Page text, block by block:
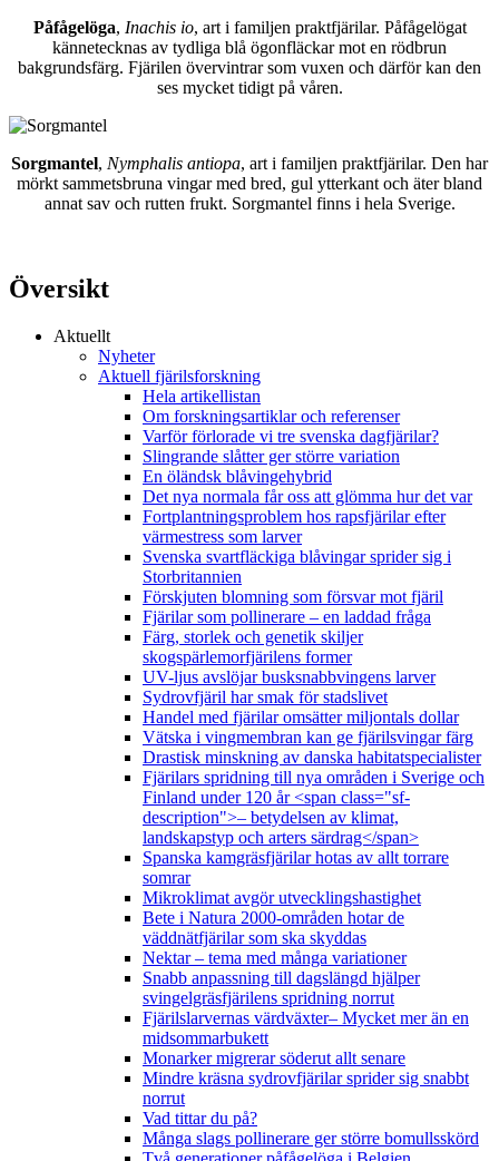
Påfågelöga, Inachis io, art i familjen praktfjärilar. Påfågelögat
kännetecknas av tydliga blå ögonfläckar mot en rödbrun
bakgrundsfärg. Fjärilen övervintrar som vuxen och därför kan den
ses mycket tidigt på våren.
Sorgmantel, Nymphalis antiopa, art i familjen praktfjärilar. Den har
mörkt sammetsbruna vingar med bred, gul ytterkant och äter bland
annat sav och rutten frukt. Sorgmantel finns i hela Sverige.
Översikt
Aktuellt
Nyheter
Aktuell fjärilsforskning
Hela artikellistan
Om forskningsartiklar och referenser
Varför förlorade vi tre svenska dagfjärilar?
Slingrande slåtter ger större variation
En öländsk blåvingehybrid
Det nya normala får oss att glömma hur det var
Fortplantningsproblem hos rapsfjärilar efter
värmestress som larver
Svenska svartfläckiga blåvingar sprider sig i
Storbritannien
Förskjuten blomning som försvar mot fjäril
Fjärilar som pollinerare – en laddad fråga
Färg, storlek och genetik skiljer
skogspärlemorfjärilens former
UV-ljus avslöjar busksnabbvingens larver
Sydrovfjäril har smak för stadslivet
Handel med fjärilar omsätter miljontals dollar
Vätska i vingmembran kan ge fjärilsvingar färg
Drastisk minskning av danska habitatspecialister
Fjärilars spridning till nya områden i Sverige och
Finland under 120 år <span class="sf-
description">– betydelsen av klimat,
landskapstyp och arters särdrag</span>
Spanska kamgräsfjärilar hotas av allt torrare
somrar
Mikroklimat avgör utvecklingshastighet
Bete i Natura 2000-områden hotar de
väddnätfjärilar som ska skyddas
Nektar – tema med många variationer
Snabb anpassning till dagslängd hjälper
svingelgräsfjärilens spridning norrut
Fjärilslarvernas värdväxter– Mycket mer än en
midsommarbukett
Monarker migrerar söderut allt senare
Mindre kräsna sydrovfjärilar sprider sig snabbt
norrut
Vad tittar du på?
Många slags pollinerare ger större bomullsskörd